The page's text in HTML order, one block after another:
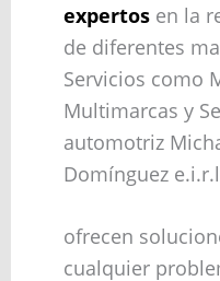
expertosen la
de diferentes
Servicios como
Multimarcas y
automotriz
Domínguez
ofrecen
cualquier